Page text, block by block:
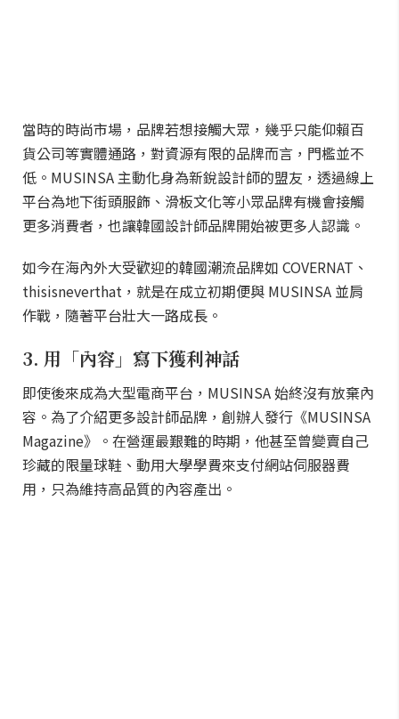
當時的時尚市場，品牌若想接觸大眾，幾乎只能仰賴百
貨公司等實體通路，對資源有限的品牌而言，門檻並不
低。MUSINSA 主動化身為新銳設計師的盟友，透過線上
平台為地下街頭服飾、滑板文化等小眾品牌有機會接觸
更多消費者，也讓韓國設計師品牌開始被更多人認識。
如今在海內外大受歡迎的韓國潮流品牌如 COVERNAT、
thisisneverthat，就是在成立初期便與 MUSINSA 並肩
作戰，隨著平台壯大一路成長。
3. 用「內容」寫下獲利神話
即使後來成為大型電商平台，MUSINSA 始終沒有放棄內
容。為了介紹更多設計師品牌，創辦人發行《MUSINSA
Magazine》。在營運最艱難的時期，他甚至曾變賣自己
珍藏的限量球鞋、動用大學學費來支付網站伺服器費
用，只為維持高品質的內容產出。